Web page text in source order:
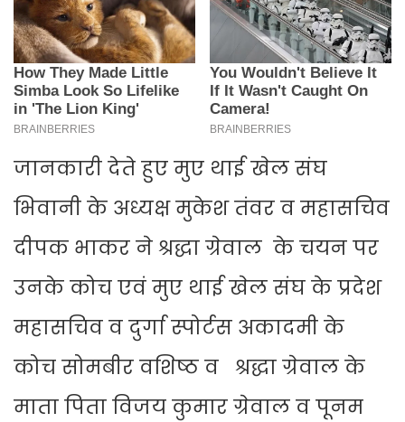
जानकारी देते हुए मुए थाई खेल संघ
भिवानी के अध्यक्ष मुकेश तंवर व महासचिव
दीपक भाकर ने श्रद्धा ग्रेवाल के चयन पर
उनके कोच एवं मुए थाई खेल संघ के प्रदेश
महासचिव व दुर्गा स्पोर्टस अकादमी के
कोच सोमबीर वशिष्ठ व श्रद्धा ग्रेवाल के
माता पिता विजय कुमार ग्रेवाल व पूनम